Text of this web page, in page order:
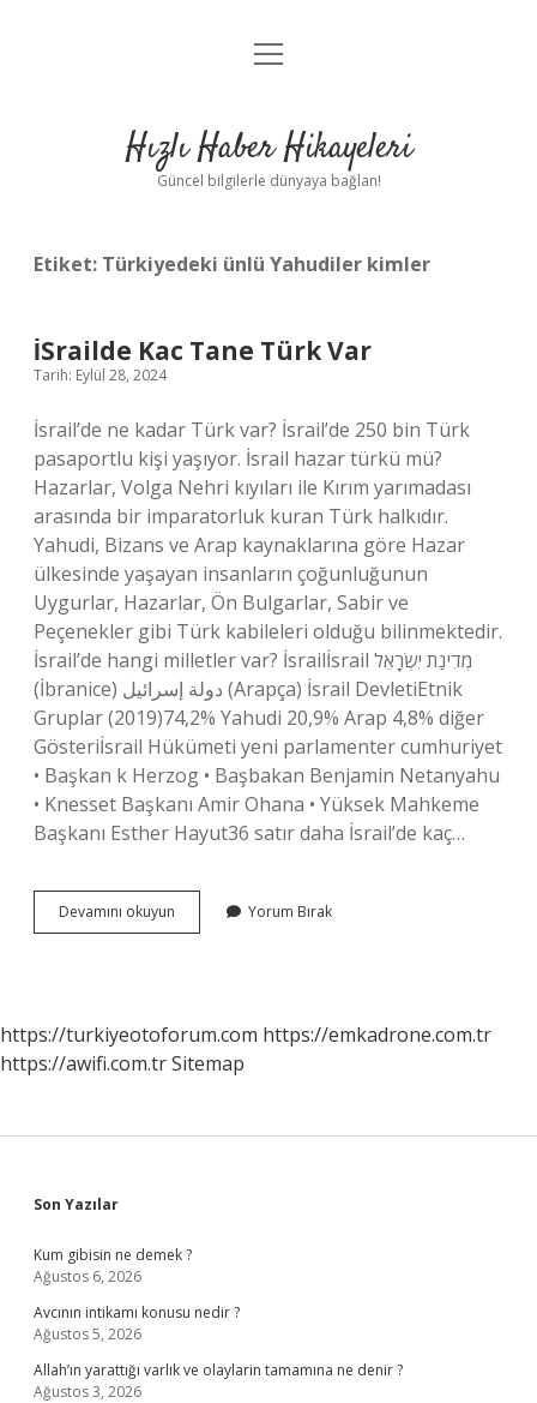
Anasayfa
Yasal Uyarı
menüyü
Hızlı Haber Hikayeleri
Güncel bilgilerle dünyaya bağlan!
Etiket: Türkiyedeki ünlü Yahudiler kimler
İSrailde Kac Tane Türk Var
Tarih: Eylül 28, 2024
İsrail’de ne kadar Türk var? İsrail’de 250 bin Türk
pasaportlu kişi yaşıyor. İsrail hazar türkü mü?
Hazarlar, Volga Nehri kıyıları ile Kırım yarımadası
arasında bir imparatorluk kuran Türk halkıdır.
Yahudi, Bizans ve Arap kaynaklarına göre Hazar
ülkesinde yaşayan insanların çoğunluğunun
Uygurlar, Hazarlar, Ön Bulgarlar, Sabir ve
Peçenekler gibi Türk kabileleri olduğu bilinmektedir.
İsrail’de hangi milletler var? İsrailİsrail מְדִינַת יִשְׂרָאֵל‎
(İbranice) دولة إسرائيل (Arapça) İsrail DevletiEtnik
Gruplar (2019)74,2% Yahudi 20,9% Arap 4,8% diğer
Gösteriİsrail Hükümeti yeni parlamenter cumhuriyet
• Başkan k Herzog • Başbakan Benjamin Netanyahu
• Knesset Başkanı Amir Ohana • Yüksek Mahkeme
Başkanı Esther Hayut36 satır daha İsrail’de kaç…
Devamını okuyun
Kac
Yorum Bırak
https://turkiyeotoforum.com https://emkadrone.com.tr
https://awifi.com.trSitemap
Sidebar
Son Yazılar
Kum gibisin ne demek ?
Ağustos 6, 2026
Avcının intikamı konusu nedir ?
Ağustos 5, 2026
Allah’ın yarattığı varlık ve olaylarin tamamına ne denir ?
Ağustos 3, 2026